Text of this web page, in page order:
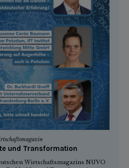
und Transformation
Wirtschaftsmagazins NUVO